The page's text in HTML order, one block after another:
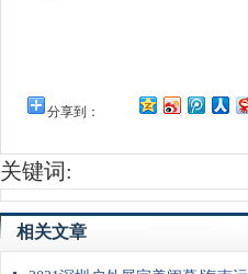
分享到：
关键词:
相关文章